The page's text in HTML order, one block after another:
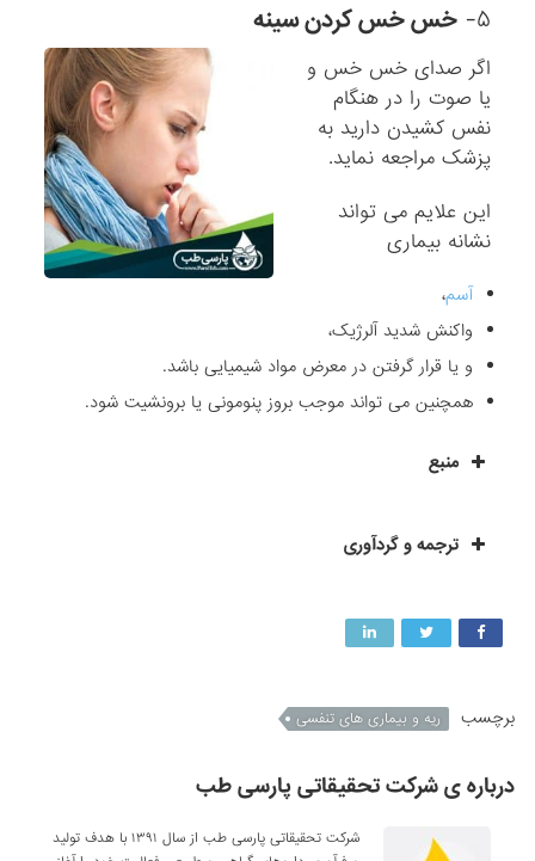
۵- خس خس کردن سینه
اگر صدای خس خس و
یا صوت را در هنگام
نفس کشیدن دارید به
پزشک مراجعه نماید.
این علایم می تواند
نشانه بیماری
آسم،
واکنش شدید آلرژیک،
و یا قرار گرفتن در معرض مواد شیمیایی باشد.
همچنین می تواند موجب بروز پنومونی یا برونشیت شود.
منبع
ترجمه و گردآوری
برچسب ریه و بیماری های تنفسی
درباره ی شرکت تحقیقاتی پارسی طب
شرکت تحقیقاتی پارسی طب از سال ۱۳۹۱ با هدف تولید